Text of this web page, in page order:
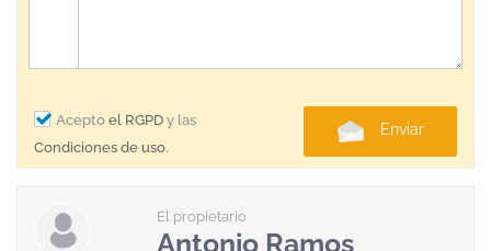
Acepto el RGPD y las
Condiciones de uso.
Enviar
El propietario
Antonio Ramos